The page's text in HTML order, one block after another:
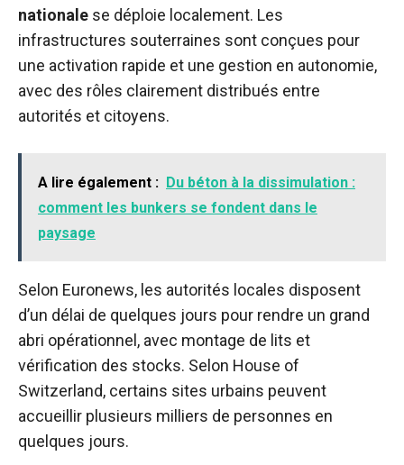
nationale se déploie localement. Les
infrastructures souterraines sont conçues pour
une activation rapide et une gestion en autonomie,
avec des rôles clairement distribués entre
autorités et citoyens.
A lire également : Du béton à la dissimulation :
comment les bunkers se fondent dans le
paysage
Selon Euronews, les autorités locales disposent
d’un délai de quelques jours pour rendre un grand
abri opérationnel, avec montage de lits et
vérification des stocks. Selon House of
Switzerland, certains sites urbains peuvent
accueillir plusieurs milliers de personnes en
quelques jours.